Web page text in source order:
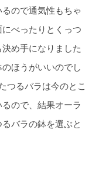
ので通気性もちゃ
べったりとくっつ
め手になりました
ほうがいいのでし
つるバラは今のとこ
ので、結果オーラ
バラの鉢を選ぶと